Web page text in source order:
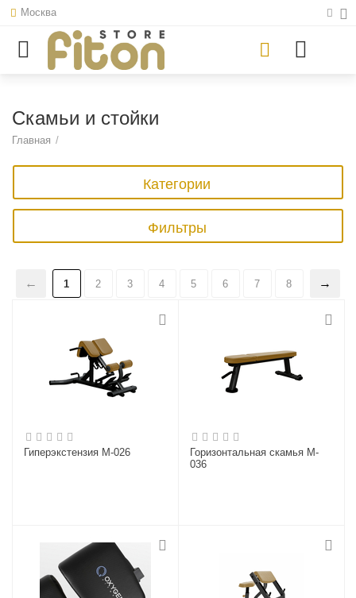
Москва
Скамьи и стойки
Главная /
Категории
Фильтры
1 2 3 4 5 6 7 8
Гиперэкстензия M-026
Горизонтальная скамья M-
036